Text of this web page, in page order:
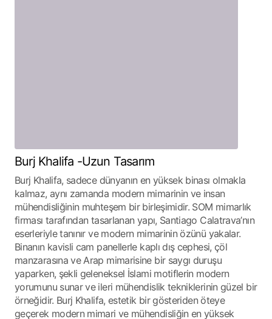
Burj Khalifa -Uzun Tasarım
Burj Khalifa, sadece dünyanın en yüksek binası olmakla
kalmaz, aynı zamanda modern mimarinin ve insan
mühendisliğinin muhteşem bir birleşimidir. SOM mimarlık
firması tarafından tasarlanan yapı, Santiago Calatrava’nın
eserleriyle tanınır ve modern mimarinin özünü yakalar.
Binanın kavisli cam panellerle kaplı dış cephesi, çöl
manzarasına ve Arap mimarisine bir saygı duruşu
yaparken, şekli geleneksel İslami motiflerin modern
yorumunu sunar ve ileri mühendislik tekniklerinin güzel bir
örneğidir. Burj Khalifa, estetik bir gösteriden öteye
geçerek modern mimari ve mühendisliğin en yüksek